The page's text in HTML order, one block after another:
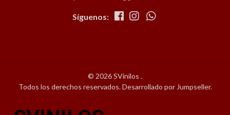
Síguenos:
© 2026 SVinilos .
Todos los derechos reservados.Desarrollado por Jumpseller.